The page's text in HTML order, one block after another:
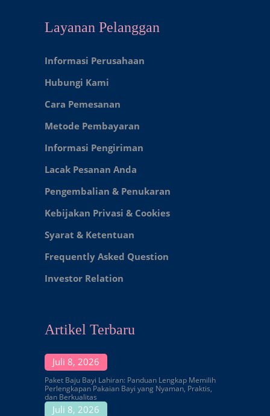
Layanan Pelanggan
Informasi Perusahaan
Hubungi Kami
Cara Pemesanan
Metode Pembayaran
Informasi Pengiriman
Lacak Pesanan Anda
Pengembalian & Penukaran
Kebijakan Privasi & Cookies
Syarat & Ketentuan
Frequently Asked Question
Investor Relation
Artikel Terbaru
Juli 8, 2026
Paket Baju Bayi Lahiran: Panduan Lengkap Memilih
Perlengkapan Pakaian Bayi yang Nyaman, Praktis,
dan Berkualitas
Juli 8, 2026